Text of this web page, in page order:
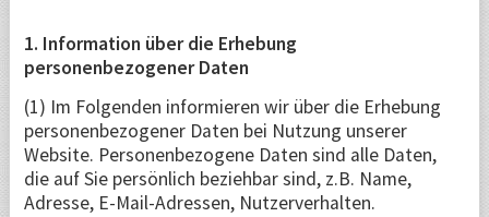
1. Information über die Erhebung
personenbezogener Daten
(1) Im Folgenden informieren wir über die Erhebung
personenbezogener Daten bei Nutzung unserer
Website. Personenbezogene Daten sind alle Daten,
die auf Sie persönlich beziehbar sind, z.B. Name,
Adresse, E-Mail-Adressen, Nutzerverhalten.